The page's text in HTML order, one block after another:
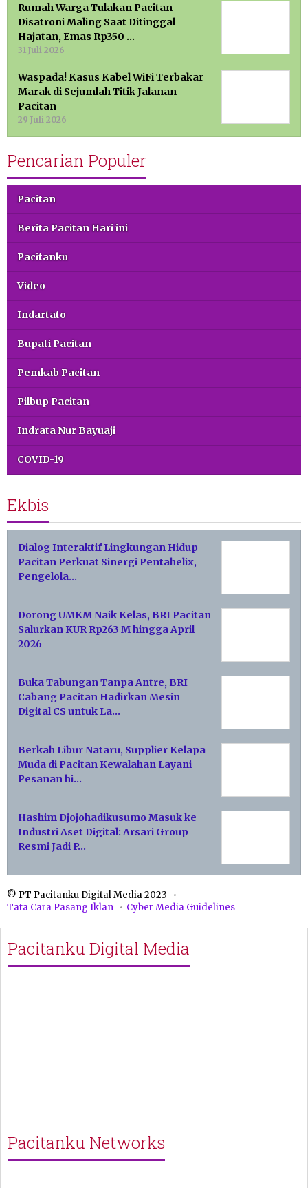
Rumah Warga Tulakan Pacitan
Disatroni Maling Saat Ditinggal
Hajatan, Emas Rp350 …
31 Juli 2026
Waspada! Kasus Kabel WiFi Terbakar
Marak di Sejumlah Titik Jalanan
Pacitan
29 Juli 2026
Pencarian Populer
Pacitan
Berita Pacitan Hari ini
Pacitanku
Video
Indartato
Bupati Pacitan
Pemkab Pacitan
Pilbup Pacitan
Indrata Nur Bayuaji
COVID-19
Ekbis
Dialog Interaktif Lingkungan Hidup
Pacitan Perkuat Sinergi Pentahelix,
Pengelola…
Dorong UMKM Naik Kelas, BRI Pacitan
Salurkan KUR Rp263 M hingga April
2026
Buka Tabungan Tanpa Antre, BRI
Cabang Pacitan Hadirkan Mesin
Digital CS untuk La…
Berkah Libur Nataru, Supplier Kelapa
Muda di Pacitan Kewalahan Layani
Pesanan hi…
Hashim Djojohadikusumo Masuk ke
Industri Aset Digital: Arsari Group
Resmi Jadi P…
© PT Pacitanku Digital Media 2023
Tata Cara Pasang Iklan
Cyber Media Guidelines
Pacitanku Digital Media
Pacitanku Networks